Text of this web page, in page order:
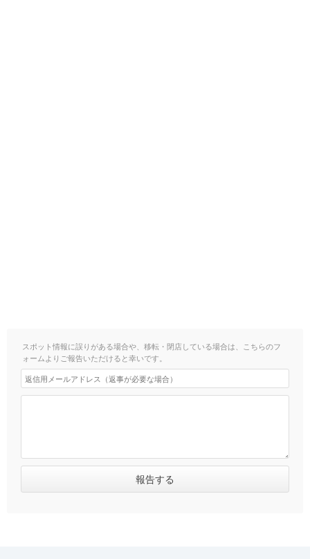
スポット情報に誤りがある場合や、移転・閉店している場合は、こちらのフ
ォームよりご報告いただけると幸いです。